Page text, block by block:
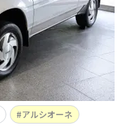
アルシオーネ